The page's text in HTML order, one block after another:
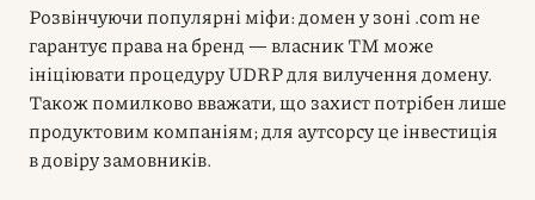
Розвінчуючи популярні міфи: домен у зоні .com не
гарантує права на бренд — власник ТМ може
ініціювати процедуру UDRP для вилучення домену.
Також помилково вважати, що захист потрібен лише
продуктовим компаніям; для аутсорсу це інвестиція
в довіру замовників.